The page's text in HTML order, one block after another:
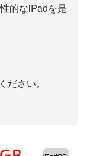
的なiPadを是
さい。